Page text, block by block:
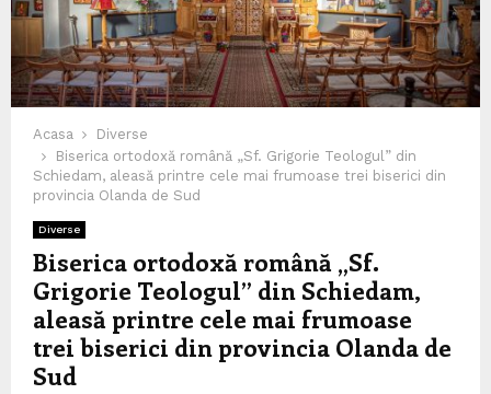
Acasa
Diverse
Biserica ortodoxă română „Sf. Grigorie Teologul” din
Schiedam, aleasă printre cele mai frumoase trei biserici din
provincia Olanda de Sud
Diverse
Biserica ortodoxă română „Sf.
Grigorie Teologul” din Schiedam,
aleasă printre cele mai frumoase
trei biserici din provincia Olanda de
Sud